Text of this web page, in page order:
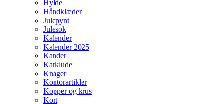
Hylde
Håndklæder
Julepynt
Julesok
Kalender
Kalender 2025
Kander
Karklude
Knager
Kontorartikler
Kopper og krus
Kort